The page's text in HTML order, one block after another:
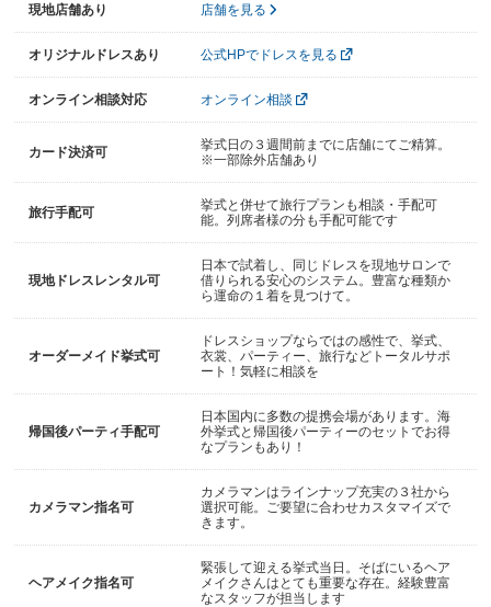
現地店舗あり 店舗を見る
オリジナルドレスあり 公式HPでドレスを見る
オンライン相談対応 オンライン相談
カード決済可
挙式日の３週間前までに店舗にてご精算。
※一部除外店舗あり
旅行手配可
挙式と併せて旅行プランも相談・手配可
能。列席者様の分も手配可能です
現地ドレスレンタル可
日本で試着し、同じドレスを現地サロンで
借りられる安心のシステム。豊富な種類か
ら運命の１着を見つけて。
オーダーメイド挙式可
ドレスショップならではの感性で、挙式、
衣裳、パーティー、旅行などトータルサポ
ート！気軽に相談を
帰国後パーティ手配可
日本国内に多数の提携会場があります。海
外挙式と帰国後パーティーのセットでお得
なプランもあり！
カメラマン指名可
カメラマンはラインナップ充実の３社から
選択可能。ご要望に合わせカスタマイズで
きます。
ヘアメイク指名可
緊張して迎える挙式当日。そばにいるヘア
メイクさんはとても重要な存在。経験豊富
なスタッフが担当します